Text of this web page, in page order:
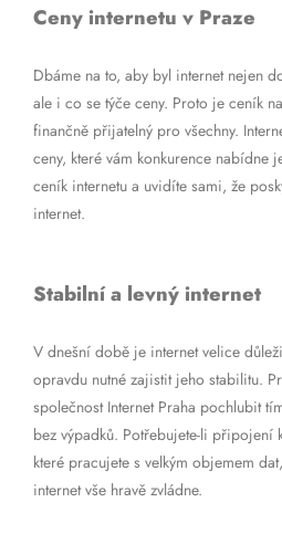
Ceny internetu v Praze
Dbáme na to, aby byl internet nejen
ale i co se týče ceny. Proto je ceník
finančně přijatelný pro všechny.
ceny, které vám konkurence nabídne
ceník internetu a uvidíte sami, že
internet.
Stabilní a levný internet
V dnešní době je internet velice
opravdu nutné zajistit jeho stabilitu.
společnost Internet Praha pochlubit
bez výpadků. Potřebujete-li připojení
které pracujete s velkým objemem
internet vše hravě zvládne.